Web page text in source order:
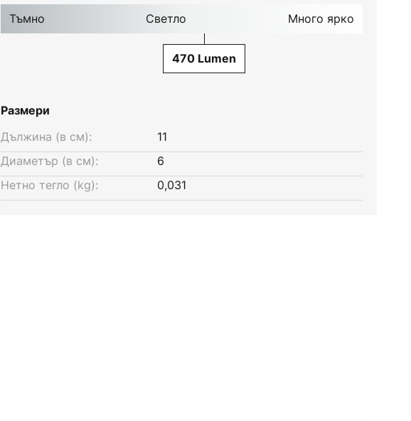
Тъмно Светло Много ярко
470 Lumen
Размери
Дължина (в см):
11
Диаметър (в см):
6
Нетно тегло (kg):
0,031